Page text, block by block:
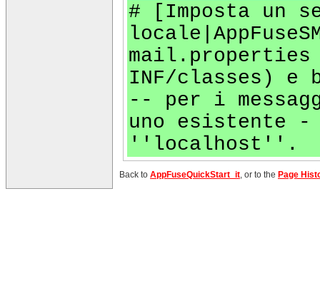
# [Imposta un
mail.properties
INF/classes)
-- per i
uno esistente -
''localhost''.
Back to AppFuseQuickStart_it, or to the Page